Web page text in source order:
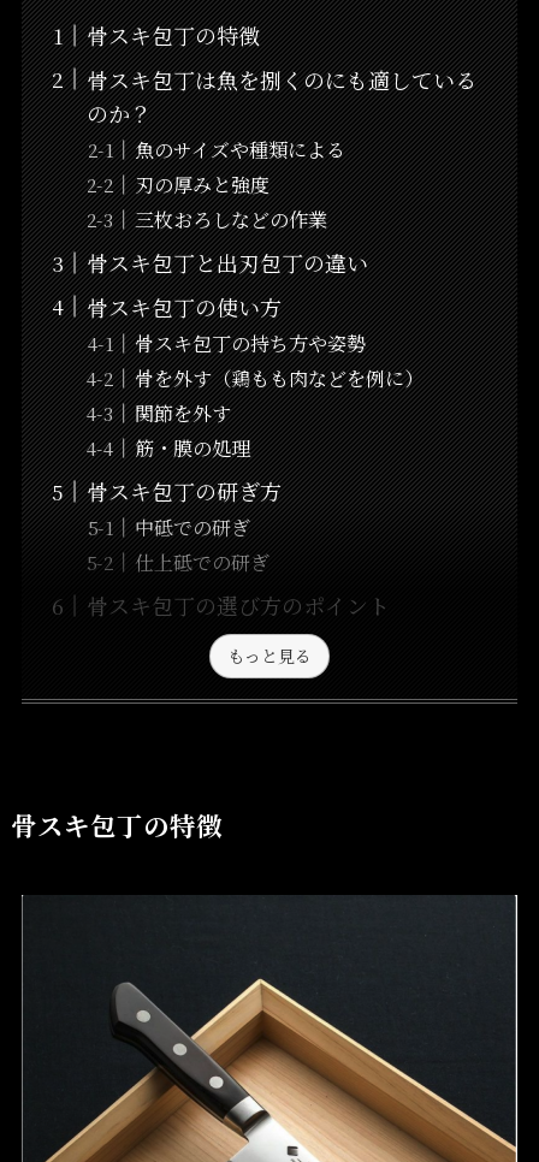
骨スキ包丁の特徴
骨スキ包丁は魚を捌くのにも適している
のか？
魚のサイズや種類による
刃の厚みと強度
三枚おろしなどの作業
骨スキ包丁と出刃包丁の違い
骨スキ包丁の使い方
骨スキ包丁の持ち方や姿勢
骨を外す（鶏もも肉などを例に）
関節を外す
筋・膜の処理
骨スキ包丁の研ぎ方
中砥での研ぎ
仕上砥での研ぎ
骨スキ包丁の選び方のポイント
もっと見る
骨スキ包丁の特徴